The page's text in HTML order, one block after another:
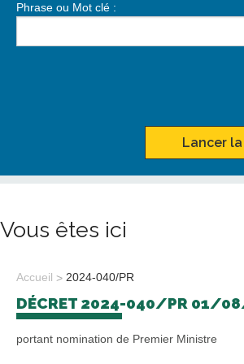
Phrase ou Mot clé :
Lancer
Vous êtes ici
Accueil 2024-040/PR
DÉCRET 2024-040/PR 01/
portant nomination de Premier Ministre